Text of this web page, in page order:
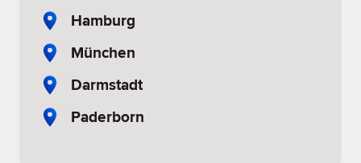
Hamburg
München
Darmstadt
Paderborn